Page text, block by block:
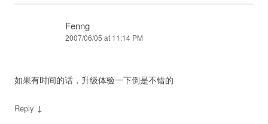
Fenng
2007/06/05 at 11:14 PM
如果有时间的话，升级体验一下倒是不错的
Reply ↓